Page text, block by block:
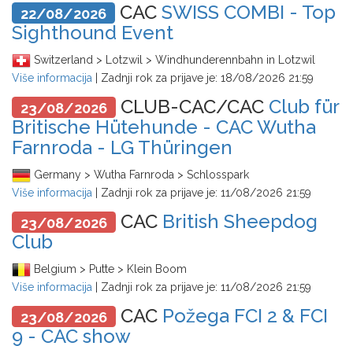
22/08/2026 CAC SWISS COMBI - Top
Sighthound Event
Switzerland > Lotzwil > Windhunderennbahn in Lotzwil
Više informacija
| Zadnji rok za prijave je: 18/08/2026 21:59
23/08/2026 CLUB-CAC/CAC Club für
Britische Hütehunde - CAC Wutha
Farnroda - LG Thüringen
Germany > Wutha Farnroda > Schlosspark
Više informacija
| Zadnji rok za prijave je: 11/08/2026 21:59
23/08/2026 CAC British Sheepdog
Club
Belgium > Putte > Klein Boom
Više informacija
| Zadnji rok za prijave je: 11/08/2026 21:59
23/08/2026 CAC Požega FCI 2 & FCI
9 - CAC show